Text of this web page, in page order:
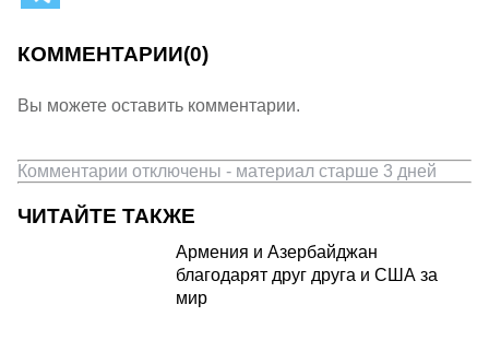
КОММЕНТАРИИ(0)
Вы можете оставить комментарии.
Комментарии отключены - материал старше 3 дней
ЧИТАЙТЕ ТАКЖЕ
Армения и Азербайджан
благодарят друг друга и США за
мир